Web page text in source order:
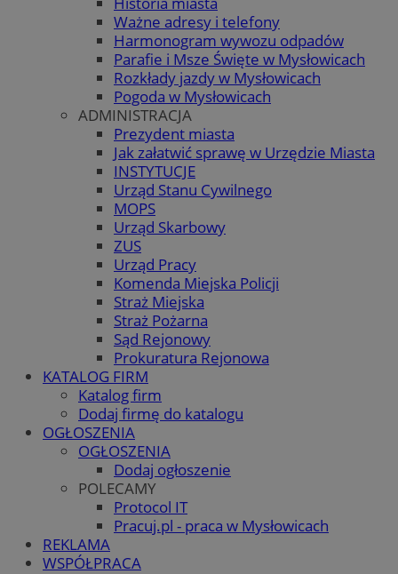
Ważne adresy i telefony
Harmonogram wywozu odpadów
Parafie i Msze Święte w Mysłowicach
Rozkłady jazdy w Mysłowicach
Pogoda w Mysłowicach
ADMINISTRACJA
Prezydent miasta
Jak załatwić sprawę w Urzędzie Miasta
INSTYTUCJE
Urząd Stanu Cywilnego
MOPS
Urząd Skarbowy
ZUS
Urząd Pracy
Komenda Miejska Policji
Straż Miejska
Straż Pożarna
Sąd Rejonowy
Prokuratura Rejonowa
KATALOG FIRM
Katalog firm
Dodaj firmę do katalogu
OGŁOSZENIA
OGŁOSZENIA
Dodaj ogłoszenie
POLECAMY
Protocol IT
Pracuj.pl - praca w Mysłowicach
REKLAMA
WSPÓŁPRACA